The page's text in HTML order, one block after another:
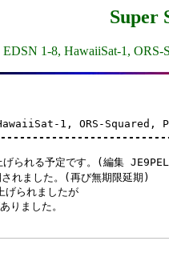
Super
EDSN 1-8, HawaiiSat-1, ORS-
1, ORS-Squared,
げられる予定です。(編集
れました。(再び無期限延期)
られましたが
りました。